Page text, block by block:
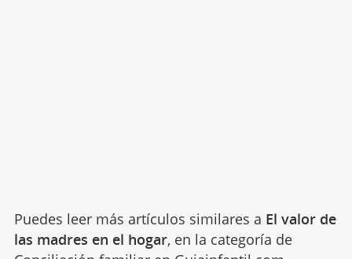
Puedes leer más artículos similares a El valor de
las madres en el hogar, en la categoría de